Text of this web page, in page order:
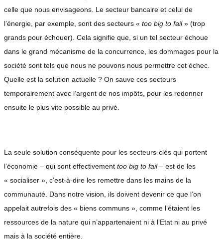
celle que nous envisageons. Le secteur bancaire et celui de
l’énergie, par exemple, sont des secteurs « too big to fail» (trop
grands pour échouer). Cela signifie que, si un tel secteur échoue
dans le grand mécanisme de la concurrence, les dommages pour la
société sont tels que nous ne pouvons nous permettre cet échec.
Quelle est la solution actuelle ? On sauve ces secteurs
temporairement avec l’argent de nos impôts, pour les redonner
ensuite le plus vite possible au privé.
La seule solution conséquente pour les secteurs-clés qui portent
l’économie – qui sont effectivement too big to fail– est de les
« socialiser », c’est-à-dire les remettre dans les mains de la
communauté. Dans notre vision, ils doivent devenir ce que l’on
appelait autrefois des « biens communs », comme l’étaient les
ressources de la nature qui n’appartenaient ni à l’Etat ni au privé
mais à la société entière.